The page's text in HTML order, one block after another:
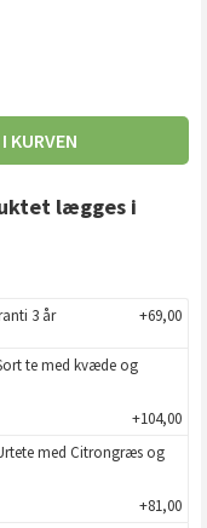
KURVEN
lægges i
3 år +69,00
te med kvæde og
+104,00
med Citrongræs og
+81,00